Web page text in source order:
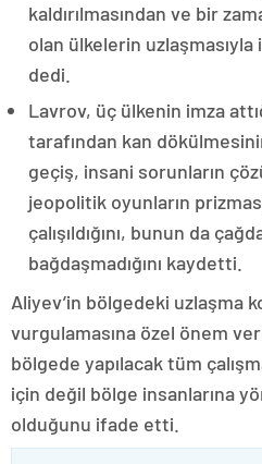
kaldırılmasından ve bir
olan ülkelerin uzlaşmasıyla
dedi.
Lavrov, üç ülkenin imza
tarafından kan
geçiş, insani sorunların
jeopolitik oyunların
çalışıldığını, bunun da
bağdaşmadığını kaydetti.
Aliyev’in bölgedeki uzlaşma
vurgulamasına özel önem
bölgede yapılacak tüm
için değil bölge insanlarına
olduğunu ifade etti.